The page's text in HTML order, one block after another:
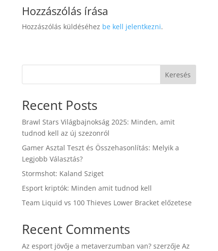
Hozzászólás írása
Hozzászólás küldéséhez be kell jelentkezni.
Keresés
Recent Posts
Brawl Stars Világbajnokság 2025: Minden, amit
tudnod kell az új szezonról
Gamer Asztal Teszt és Összehasonlítás: Melyik a
Legjobb Választás?
Stormshot: Kaland Sziget
Esport kriptók: Minden amit tudnod kell
Team Liquid vs 100 Thieves Lower Bracket előzetese
Recent Comments
Az esport jövője a metaverzumban van?szerzője Az